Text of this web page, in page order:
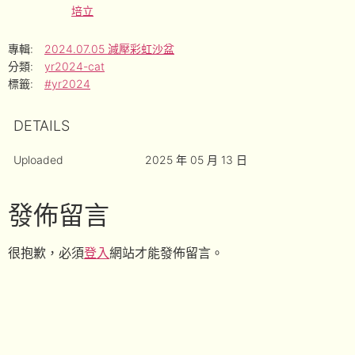
培立
專輯:
2024.07.05 減壓彩虹沙盆
分類:
yr2024-cat
標籤:
#yr2024
DETAILS
Uploaded 2025 年 05 月 13 日
發佈留言
很抱歉，必須登入網站才能發佈留言。